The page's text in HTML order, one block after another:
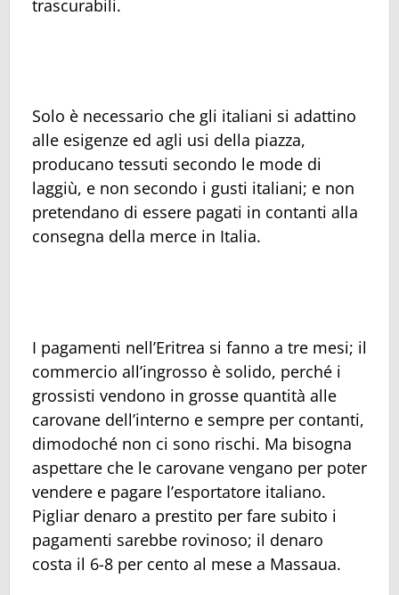
trascurabili.
Solo è necessario che gli italiani si adattino
alle esigenze ed agli usi della piazza,
producano tessuti secondo le mode di
laggiù, e non secondo i gusti italiani; e non
pretendano di essere pagati in contanti alla
consegna della merce in Italia.
I pagamenti nell’Eritrea si fanno a tre mesi; il
commercio all’ingrosso è solido, perché i
grossisti vendono in grosse quantità alle
carovane dell’interno e sempre per contanti,
dimodoché non ci sono rischi. Ma bisogna
aspettare che le carovane vengano per poter
vendere e pagare l’esportatore italiano.
Pigliar denaro a prestito per fare subito i
pagamenti sarebbe rovinoso; il denaro
costa il 6-8 per cento al mese a Massaua.